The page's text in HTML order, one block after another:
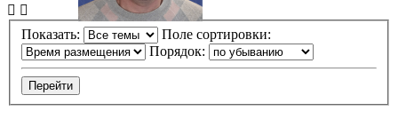
Показать:
Поле сортировки:
Порядок: